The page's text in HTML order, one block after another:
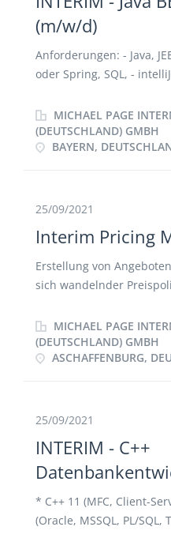
(m/w/d)
Anforderungen: - Java,
oder Spring, SQL, -
existierendes, Produkt
MICHAEL PAGE
(DEUTSCHLAND) GMBH
BAYERN,
25/09/2021
Interim Pricing
Erstellung von
sich wandelnder
der Einführung neuer
Kommunikation an
Implementierung neuer
MICHAEL PAGE
(DEUTSCHLAND) GMBH
ASCHAFFENBURG,
25/09/2021
INTERIM - C++
* C++ 11 (MFC, Client-
(Oracle, MSSQL, PL/SQL,